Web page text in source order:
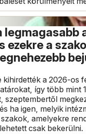
legmagasabb
ezekre a
kihirdették a 2026-os
így több mint
szeptembertől
ha igen, melyik
amelyekre
csak bekerülni.